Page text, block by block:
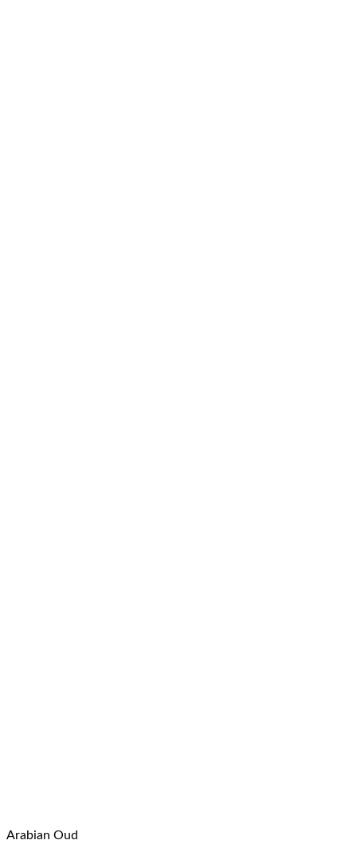
Arabian Oud